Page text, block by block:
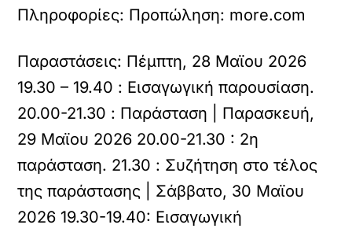
Πληροφορίες: Προπώληση: more.com
Παραστάσεις: Πέμπτη, 28 Μαϊου 2026
19.30 – 19.40 : Εισαγωγική παρουσίαση.
20.00-21.30 : Παράσταση | Παρασκευή,
29 Μαϊου 2026 20.00-21.30 : 2η
παράσταση. 21.30 : Συζήτηση στο τέλος
της παράστασης | Σάββατο, 30 Μαϊου
2026 19.30-19.40: Εισαγωγική